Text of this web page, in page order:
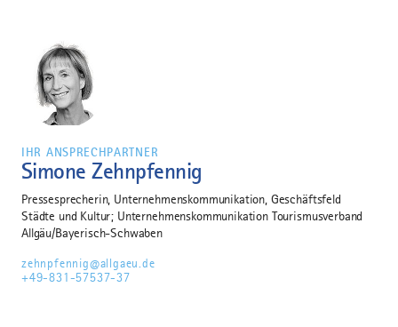
IHR ANSPRECHPARTNER
Simone Zehnpfennig
Pressesprecherin, Unternehmenskommunikation, Geschäftsfeld
Städte und Kultur; Unternehmenskommunikation Tourismusverband
Allgäu/Bayerisch-Schwaben
zehnpfennig@allgaeu.de
+49-831-57537-37